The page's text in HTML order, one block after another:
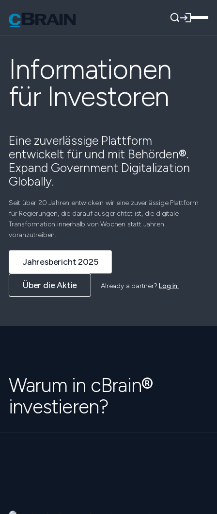
Informationen
für Investoren
Eine zuverlässige Plattform
entwickelt für und mit Behörden®.
Expand Government Digitalization
Globally.
Seit über 20 Jahren entwickeln wir eine zuverlässige Plattform
für Regierungen, die darauf ausgerichtet ist, die digitale
Transformation innerhalb von Wochen statt Jahren
voranzutreiben.
Jahresbericht 2025
Über die Aktie Already a partner?Log in.
Warum in cBrain®
investieren?